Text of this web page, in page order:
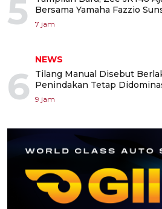
5
Bersama Yamaha Fazzio
7 jam
6
NEWS
Tilang Manual Disebut
Penindakan Tetap
9 jam